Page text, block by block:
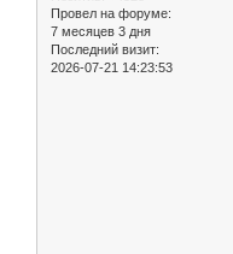
Провел на форуме:
7 месяцев 3 дня
Последний визит:
2026-07-21 14:23:53